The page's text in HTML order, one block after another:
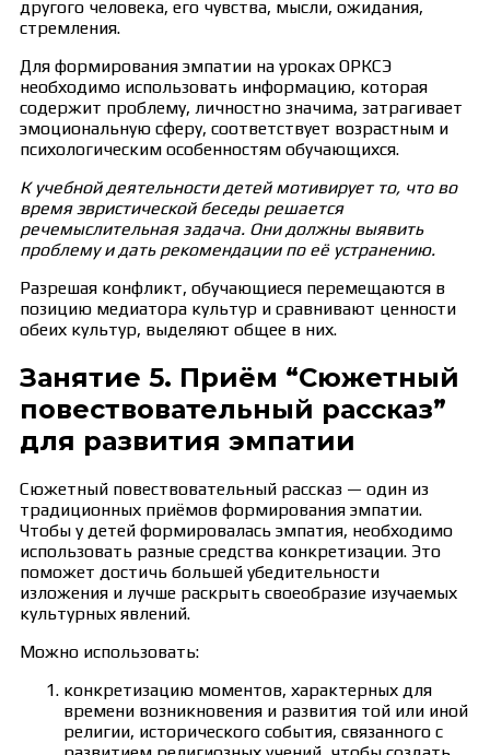
другого человека, его чувства, мысли, ожидания,
стремления.
Для формирования эмпатии на уроках ОРКСЭ
необходимо использовать информацию, которая
содержит проблему, личностно значима, затрагивает
эмоциональную сферу, соответствует возрастным и
психологическим особенностям обучающихся.
К учебной деятельности детей мотивирует то, что во
время эвристической беседы решается
речемыслительная задача. Они должны выявить
проблему и дать рекомендации по её устранению.
Разрешая конфликт, обучающиеся перемещаются в
позицию медиатора культур и сравнивают ценности
обеих культур, выделяют общее в них.
Занятие 5. Приём “Сюжетный
повествовательный рассказ”
для развития эмпатии
Сюжетный повествовательный рассказ — один из
традиционных приёмов формирования эмпатии.
Чтобы у детей формировалась эмпатия, необходимо
использовать разные средства конкретизации. Это
поможет достичь большей убедительности
изложения и лучше раскрыть своеобразие изучаемых
культурных явлений.
Можно использовать:
конкретизацию моментов, характерных для
времени возникновения и развития той или иной
религии, исторического события, связанного с